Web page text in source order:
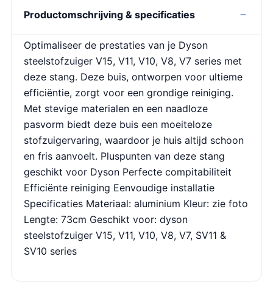
Productomschrijving & specificaties
Optimaliseer de prestaties van je Dyson
steelstofzuiger V15, V11, V10, V8, V7 series met
deze stang. Deze buis, ontworpen voor ultieme
efficiëntie, zorgt voor een grondige reiniging.
Met stevige materialen en een naadloze
pasvorm biedt deze buis een moeiteloze
stofzuigervaring, waardoor je huis altijd schoon
en fris aanvoelt. Pluspunten van deze stang
geschikt voor Dyson Perfecte compitabiliteit
Efficiënte reiniging Eenvoudige installatie
Specificaties Materiaal: aluminium Kleur: zie foto
Lengte: 73cm Geschikt voor: dyson
steelstofzuiger V15, V11, V10, V8, V7, SV11 &
SV10 series